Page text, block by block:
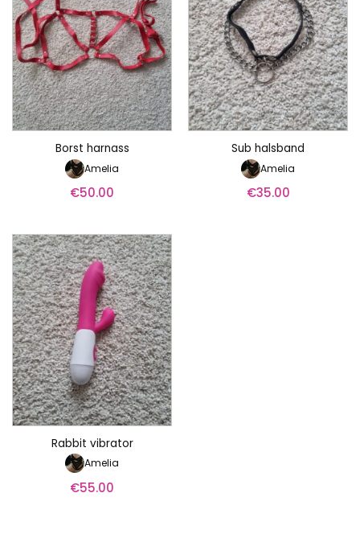
Borst harnass
Amelia
€50.00
Sub halsband
Amelia
€35.00
Rabbit vibrator
Amelia
€55.00